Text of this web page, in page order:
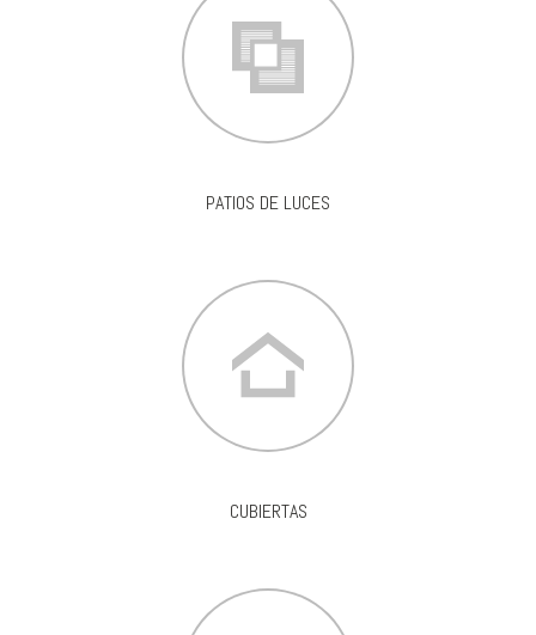
PATIOS DE LUCES
CUBIERTAS